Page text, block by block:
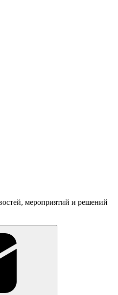
мероприятий и решений